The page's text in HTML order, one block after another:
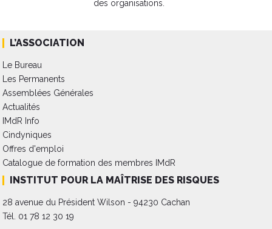
des organisations.
L’ASSOCIATION
Le Bureau
Les Permanents
Assemblées Générales
Actualités
IMdR Info
Cindyniques
Offres d'emploi
Catalogue de formation des membres IMdR
INSTITUT POUR LA MAÎTRISE DES RISQUES
28 avenue du Président Wilson - 94230 Cachan
Tél. 01 78 12 30 19